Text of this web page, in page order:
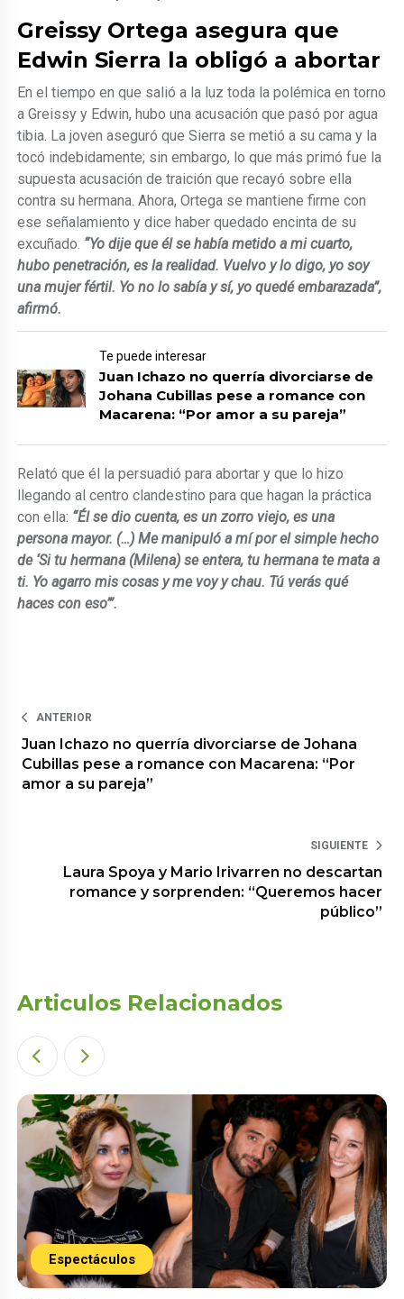
Greissy Ortega asegura que
Edwin Sierra la obligó a abortar
En el tiempo en que salió a la luz toda la polémica en torno
a Greissy y Edwin, hubo una acusación que pasó por agua
tibia. La joven aseguró que Sierra se metió a su cama y la
tocó indebidamente; sin embargo, lo que más primó fue la
supuesta acusación de traición que recayó sobre ella
contra su hermana. Ahora, Ortega se mantiene firme con
ese señalamiento y dice haber quedado encinta de su
excuñado. “Yo dije que él se había metido a mi cuarto,
hubo penetración, es la realidad. Vuelvo y lo digo, yo soy
una mujer fértil. Yo no lo sabía y sí, yo quedé embarazada”,
afirmó.
Te puede interesar
Juan Ichazo no querría divorciarse de
Johana Cubillas pese a romance con
Macarena: “Por amor a su pareja”
Relató que él la persuadió para abortar y que lo hizo
llegando al centro clandestino para que hagan la práctica
con ella: “Él se dio cuenta, es un zorro viejo, es una
persona mayor. (…) Me manipuló a mí por el simple hecho
de ‘Si tu hermana (Milena) se entera, tu hermana te mata a
ti. Yo agarro mis cosas y me voy y chau. Tú verás qué
haces con eso’”.
ANTERIOR
Juan Ichazo no querría divorciarse de Johana
Cubillas pese a romance con Macarena: “Por
amor a su pareja”
SIGUIENTE
Laura Spoya y Mario Irivarren no descartan
romance y sorprenden: “Queremos hacer
público”
Articulos Relacionados
Espectáculos